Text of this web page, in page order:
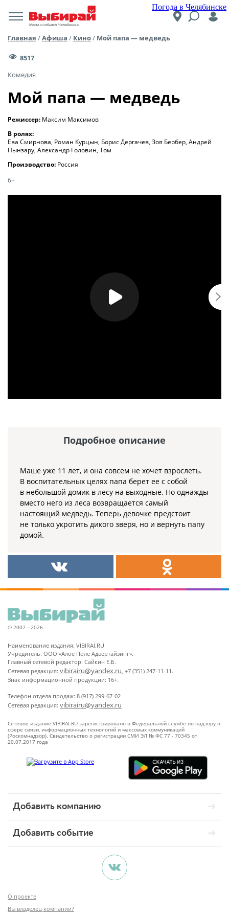
Погода в Челябинске
Места и события Челябинска
Главная /Афиша / Кино/ Мой папа — медведь
8517
Комедия
Мой папа — медведь
Режиссер: Максим Максимов
В ролях:
Ева Смирнова, Роман Курцын, Борис Дергачев, Зоя Бербер, Андрей
Пынзару, Александр Головин, Том
Производство: Россия
6+
Подробное описание
Маше уже 11 лет, и она совсем не хочет взрослеть.
В воспитательных целях папа берет ее с собой
в небольшой домик в лесу на выходные. Но однажды
вместо него из леса возвращается самый
настоящий медведь. Теперь девочке предстоит
не только укротить дикого зверя, но и вернуть папу
домой.
© 2007—2026
Наименование издания: VIBIRAI.RU
Учредитель: ООО «Алое Поле Адвертайзинг».
Главный сетевой редактор: Сайкин Е.Б.
Сетевая редакция: vibirairu@yandex.ru, +7 (351) 247-11-11.
Знак информационной продукции: 16+.
Телефон отдела продаж: 8 (917) 299-67-02
Сетевая редакция: vibirairu@yandex.ru
Сетевое издание VIBIRAI.RU зарегистрировано в Федеральной службе по надзору в
сфере связи, информационных технологий и массовых коммуникаций
(Роскомнадзор). Свидетельство о регистрации СМИ ЭЛ № ФС 77 - 70345 от
20.07.2017 года
Добавить компанию
Добавить событие
О проекте
Вы владелец компании?